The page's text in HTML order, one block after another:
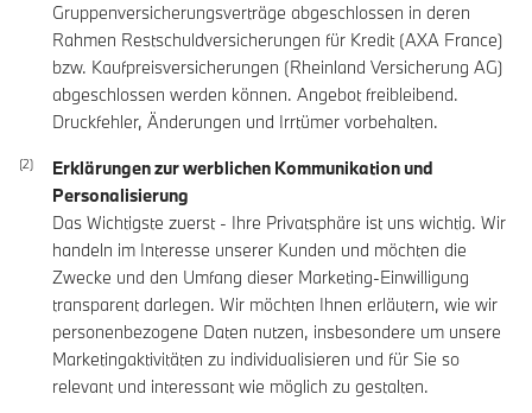
Gruppenversicherungsverträge abgeschlossen in deren
Rahmen Restschuldversicherungen für Kredit (AXA France)
bzw. Kaufpreisversicherungen (Rheinland Versicherung AG)
abgeschlossen werden können. Angebot freibleibend.
Druckfehler, Änderungen und Irrtümer vorbehalten.
Erklärungen zur werblichen Kommunikation und
Personalisierung
Das Wichtigste zuerst - Ihre Privatsphäre ist uns wichtig. Wir
handeln im Interesse unserer Kunden und möchten die
Zwecke und den Umfang dieser Marketing-Einwilligung
transparent darlegen. Wir möchten Ihnen erläutern, wie wir
personenbezogene Daten nutzen, insbesondere um unsere
Marketingaktivitäten zu individualisieren und für Sie so
relevant und interessant wie möglich zu gestalten.